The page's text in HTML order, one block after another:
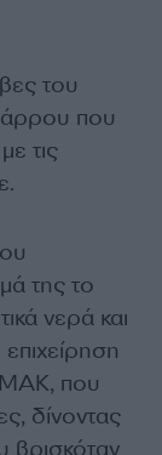
του
που
τις
της το
νερά και
που
δίνοντας
βρισκόταν